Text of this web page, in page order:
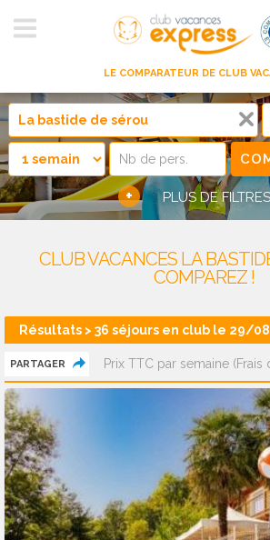
LE COMPARATEUR DE CLUB
+ PLUS DE FILTRES
CLUB VACANCES LA
COMPAREZ !
Résultats > 36 séjours en club le 29/
PARTAGER Prix TTC par semaine